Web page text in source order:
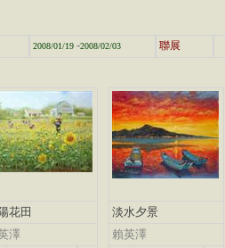
2008/01/19 -2008/02/03 聯展
花田
澤
淡水夕景
賴英澤